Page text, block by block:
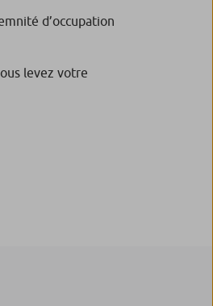
d’occupation
levez votre